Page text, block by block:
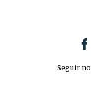
Seguir no